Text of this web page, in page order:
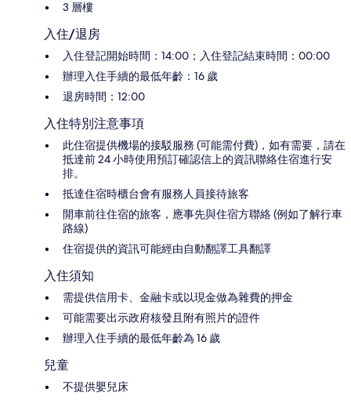
3 層樓
入住/退房
入住登記開始時間：14:00；入住登記結束時間：00:00
辦理入住手續的最低年齡：16 歲
退房時間：12:00
入住特別注意事項
此住宿提供機場的接駁服務 (可能需付費)，如有需要，請在
抵達前 24 小時使用預訂確認信上的資訊聯絡住宿進行安
排。
抵達住宿時櫃台會有服務人員接待旅客
開車前往住宿的旅客，應事先與住宿方聯絡 (例如了解行車
路線)
住宿提供的資訊可能經由自動翻譯工具翻譯
入住須知
需提供信用卡、金融卡或以現金做為雜費的押金
可能需要出示政府核發且附有照片的證件
辦理入住手續的最低年齡為 16 歲
兒童
不提供嬰兒床